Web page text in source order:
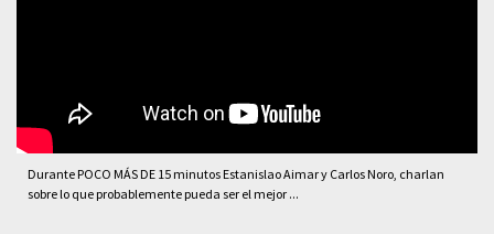
Durante POCO MÁS DE 15 minutos Estanislao Aimar y Carlos Noro, charlan
sobre lo que probablemente pueda ser el mejor ...